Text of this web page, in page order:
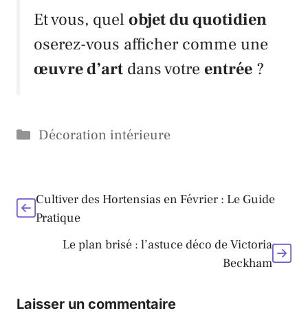
Et vous, quel objet du quotidien
oserez-vous afficher comme une
œuvre d’art dans votre entrée ?
Catégories
Décoration intérieure
Cultiver des Hortensias en Février : Le Guide
Pratique
Le plan brisé : l’astuce déco de Victoria
Beckham
Laisser un commentaire